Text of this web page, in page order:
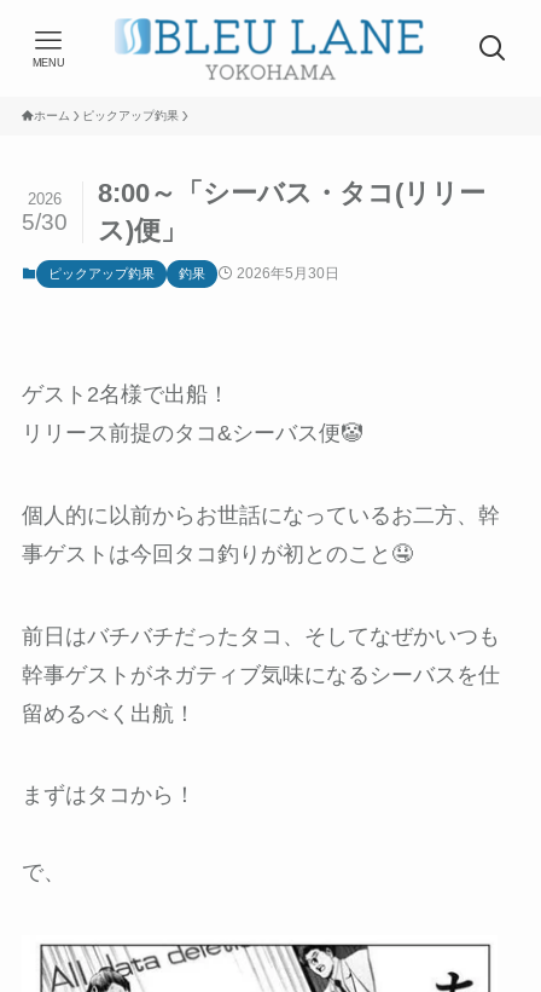
MENU
ホーム ピックアップ釣果
8:00～「シーバス・タコ(リリー
ス)便」
2026
5/30
ピックアップ釣果 釣果 2026年5月30日
ゲスト2名様で出船！
リリース前提のタコ&シーバス便🤡
個人的に以前からお世話になっているお二方、幹
事ゲストは今回タコ釣りが初とのこと🤤
前日はバチバチだったタコ、そしてなぜかいつも
幹事ゲストがネガティブ気味になるシーバスを仕
留めるべく出航！
まずはタコから！
で、